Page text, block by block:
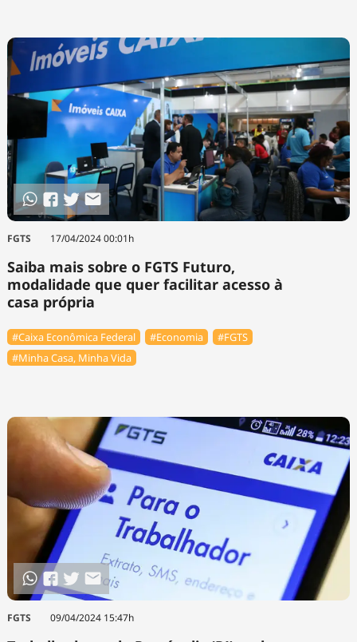
FGTS 17/04/2024 00:01h
Saiba mais sobre o FGTS Futuro,
modalidade que quer facilitar acesso à
casa própria
#Caixa Econômica Federal #Economia
#FGTS
#Minha Casa, Minha Vida
FGTS 09/04/2024 15:47h